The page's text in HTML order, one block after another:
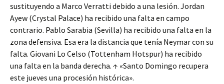
sustituyendo a Marco Verratti debido a una lesión. Jordan
Ayew (Crystal Palace) ha recibido una falta en campo
contrario. Pablo Sarabia (Sevilla) ha recibido una falta en la
zona defensiva. Esa era la distancia que tenía Neymar con su
falta. Giovani Lo Celso (Tottenham Hotspur) ha recibido
una falta en la banda derecha. ↑ «Santo Domingo recupera
este jueves una procesión histórica».